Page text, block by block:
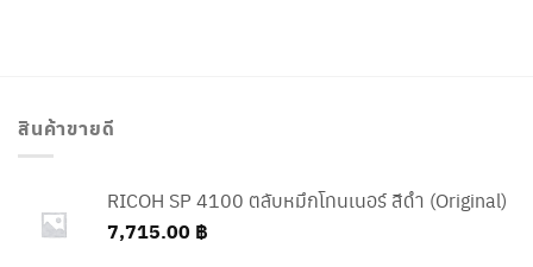
สินค้าขายดี
RICOH SP 4100 ตลับหมึกโทนเนอร์ สีดำ (Original)
7,715.00 ฿